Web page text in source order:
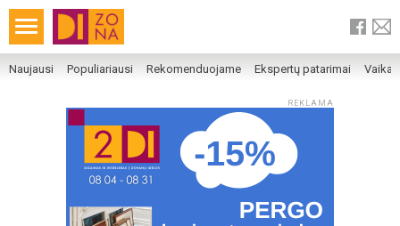
Naujausi Populiariausi Rekomenduojame Ekspertų patarimai
REKLAMA